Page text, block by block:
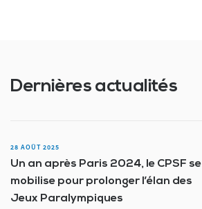
Dernières actualités
28 AOÛT 2025
Un an après Paris 2024, le CPSF se
mobilise pour prolonger l’élan des
Jeux Paralympiques